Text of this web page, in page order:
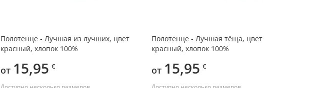
Полотенце - Лучшая из лучших, цвет
красный, хлопок 100%
от 15,95 €
Полотенце - Лучшая тёща, цвет
красный, хлопок 100%
от 15,95 €